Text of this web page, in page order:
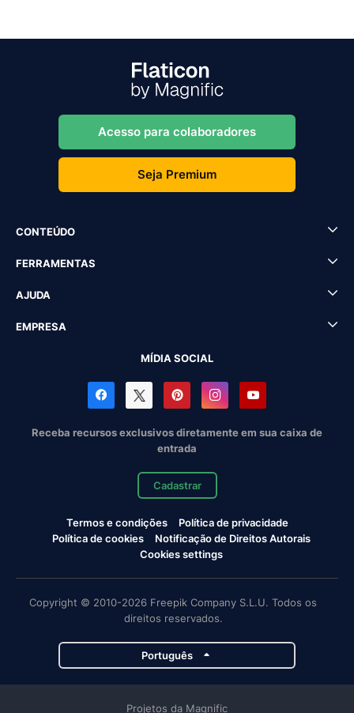
Acesso para colaboradores
Seja Premium
CONTEÚDO
FERRAMENTAS
AJUDA
EMPRESA
MÍDIA SOCIAL
Receba recursos exclusivos diretamente em sua caixa de
entrada
Cadastrar
Termos e condições
Política de privacidade
Política de cookies
Notificação de Direitos Autorais
Cookies settings
Copyright © 2010-2026 Freepik Company S.L.U. Todos os
direitos reservados.
Português
Projetos da Magnific